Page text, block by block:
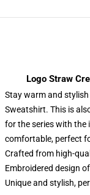
Logo Straw
Stay warm and
Sweatshirt. This is
for the series with the
comfortable, perfect
Crafted from high-
Embroidered design
Unique and stylish,